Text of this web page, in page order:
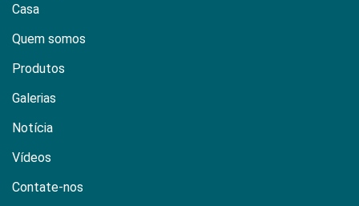
Casa
Quem somos
Produtos
Galerias
Notícia
Vídeos
Contate-nos